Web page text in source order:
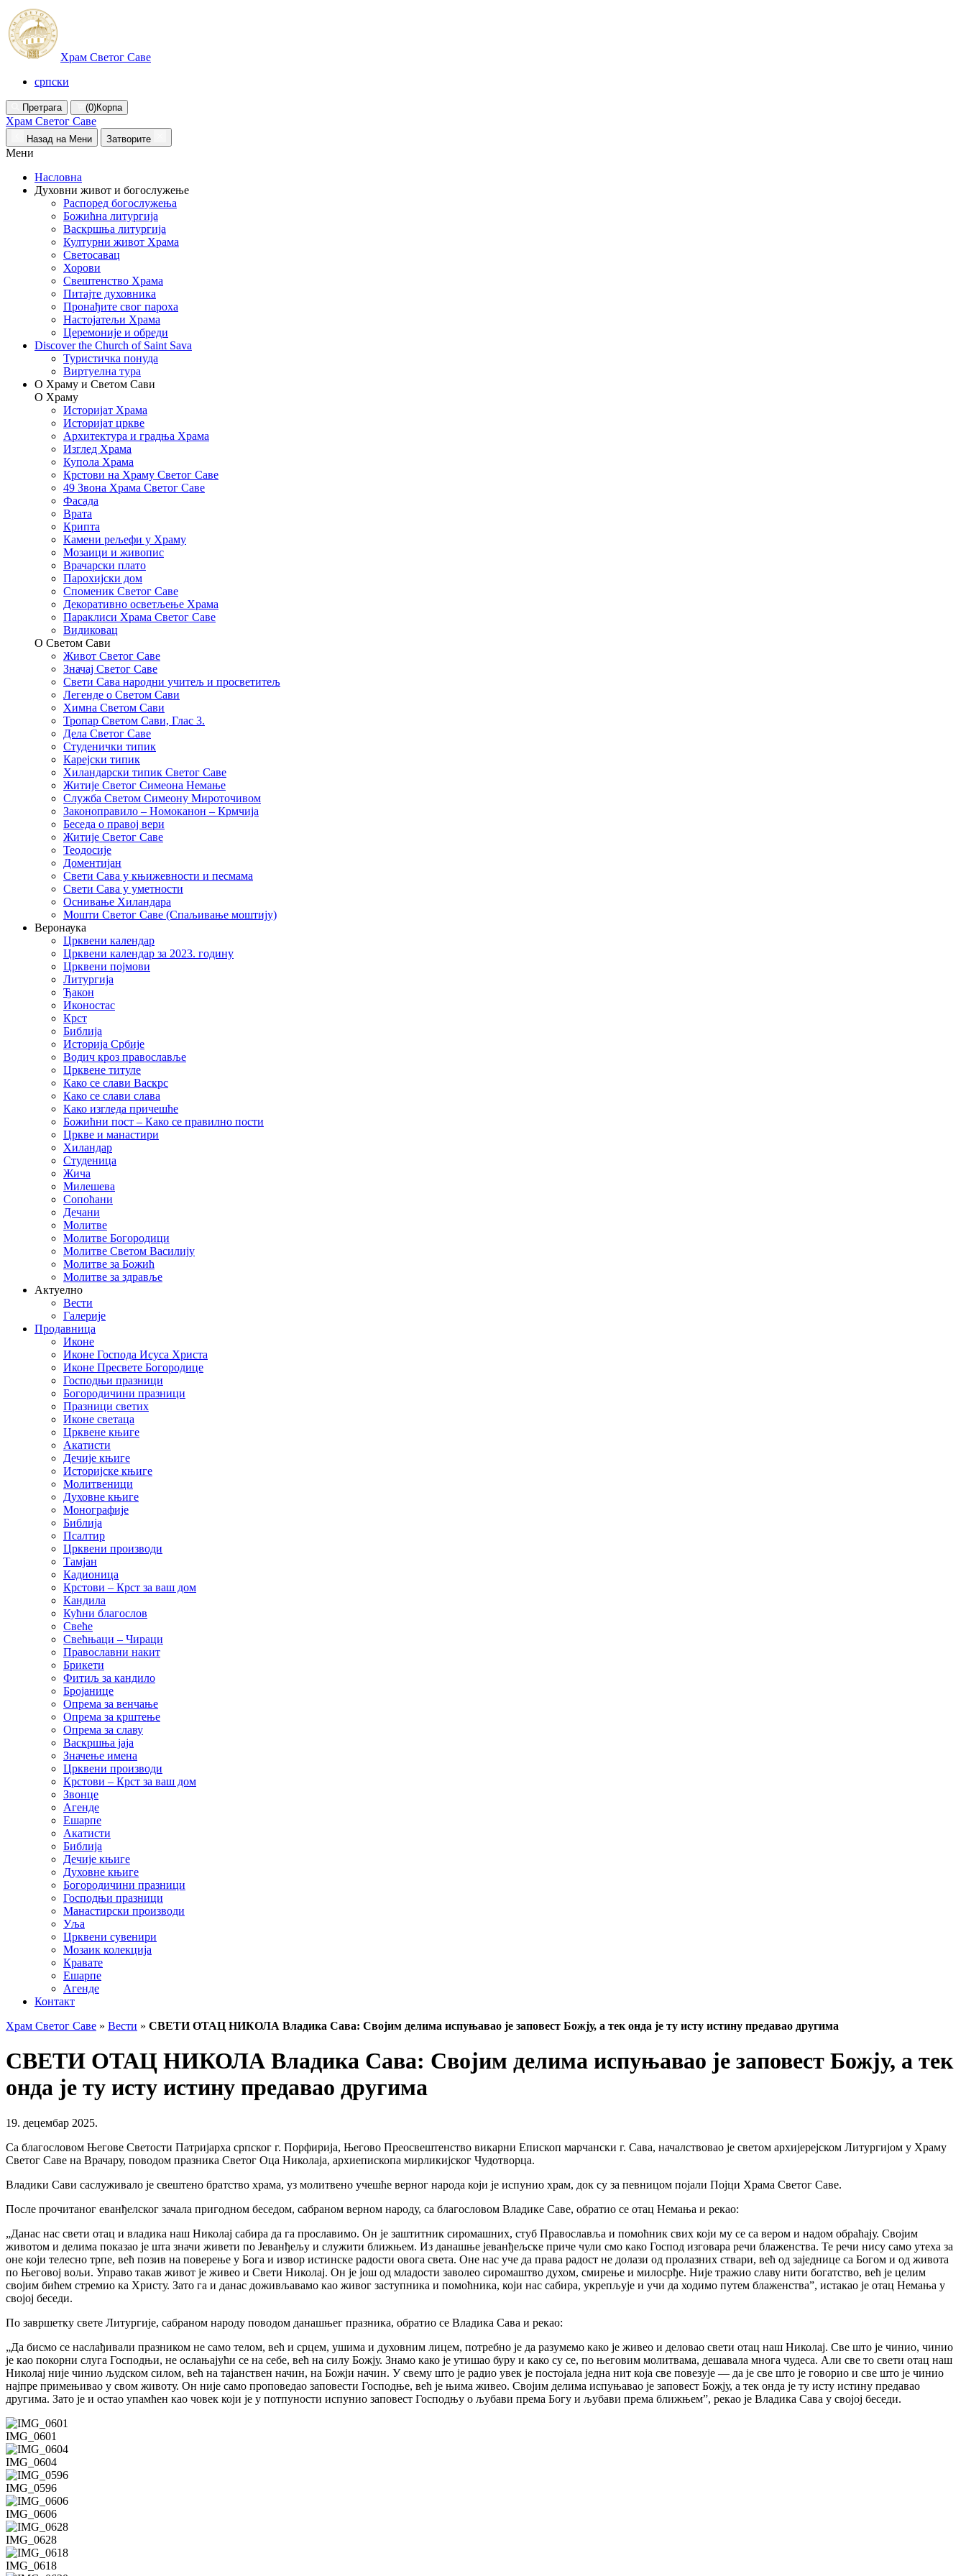
Храм Светог Саве
српски
Претрага (0)Корпа
Храм Светог Саве
Назад на Мени Затворите
Мени
Насловна
Духовни живот и богослужење
Распоред богослужења
Божићна литургија
Васкршња литургија
Културни живот Храма
Светосавац
Хорови
Свештенство Храма
Питајте духовника
Пронађите свог пароха
Настојатељи Храма
Церемоније и обреди
Discover the Church of Saint Sava
Туристичка понуда
Виртуелна тура
О Храму и Светом Сави
О Храму
Историјат Храма
Историјат цркве
Архитектура и градња Храма
Изглед Храма
Купола Храма
Крстови на Храму Светог Саве
49 Звона Храма Светог Саве
Фасада
Врата
Крипта
Камени рељефи у Храму
Мозаици и живопис
Врачарски плато
Парохијски дом
Споменик Светог Саве
Декоративно осветљење Храма
Параклиси Храма Светог Саве
Видиковац
О Светом Сави
Живот Светог Саве
Значај Светог Саве
Свети Сава народни учитељ и просветитељ
Легенде о Светом Сави
Химна Светом Сави
Тропар Светом Сави, Глас 3.
Дела Светог Саве
Студенички типик
Карејски типик
Хиландарски типик Светог Саве
Житије Светог Симеона Немање
Служба Светом Симеону Мироточивом
Законоправило – Номоканон – Крмчија
Беседа о правој вери
Житије Светог Саве
Теодосије
Доментијан
Свети Сава у књижевности и песмама
Свети Сава у уметности
Оснивање Хиландара
Мошти Светог Саве (Спаљивање моштију)
Веронаука
Црквени календар
Црквени календар за 2023. годину
Црквени појмови
Литургија
Ђакон
Иконостас
Крст
Библија
Историја Србије
Водич кроз православље
Црквене титуле
Како се слави Васкрс
Како се слави слава
Како изгледа причешће
Божићни пост – Како се правилно пости
Цркве и манастири
Хиландар
Студеница
Жича
Милешева
Сопоћани
Дечани
Молитве
Молитве Богородици
Молитве Светом Василију
Молитве за Божић
Молитве за здравље
Актуелно
Вести
Галерије
Продавница
Иконе
Иконе Господа Исуса Христа
Иконе Пресвете Богородице
Господњи празници
Богородичини празници
Празници светих
Иконе светаца
Црквене књиге
Акатисти
Дечије књиге
Историјске књиге
Молитвеници
Духовне књиге
Монографије
Библија
Псалтир
Црквени производи
Тамјан
Кадионица
Крстови – Крст за ваш дом
Кандила
Кућни благослов
Свеће
Свећњаци – Чираци
Православни накит
Брикети
Фитиљ за кандило
Бројанице
Опрема за венчање
Опрема за крштење
Опрема за славу
Васкршња јаја
Значење имена
Црквени производи
Крстови – Крст за ваш дом
Звонце
Агенде
Ешарпе
Акатисти
Библија
Дечије књиге
Духовне књиге
Богородичини празници
Господњи празници
Манастирски производи
Уља
Црквени сувенири
Мозаик колекција
Кравате
Ешарпе
Агенде
Контакт
Храм Светог Саве » Вести » СВЕТИ ОТАЦ НИКОЛА Владика Сава: Својим делима испуњавао је заповест Божју, а тек онда је ту исту истину предавао другима
СВЕТИ ОТАЦ НИКОЛА Владика Сава: Својим делима испуњавао је заповест Божју, а тек
онда је ту исту истину предавао другима
19. децембар 2025.
Са благословом Његове Светости Патријарха српског г. Порфирија, Његово Преосвештенство викарни Епископ марчански г. Сава, началствовао је светом архијерејском Литургијом у Храму
Светог Саве на Врачару, поводом празника Светог Оца Николаја, архиепископа мирликијског Чудотворца.
Владики Сави саслуживало је свештено братство храма, уз молитвено учешће верног народа који је испунио храм, док су за певницом појали Појци Храма Светог Саве.
После прочитаног еванђелског зачала пригодном беседом, сабраном верном народу, са благословом Владике Саве, обратио се отац Немања и рекао:
„Данас нас свети отац и владика наш Николај сабира да га прославимо. Он је заштитник сиромашних, стуб Православља и помоћник свих који му се са вером и надом обраћају. Својим
животом и делима показао је шта значи живети по Јеванђељу и служити ближњем. Из данашње јеванђељске приче чули смо како Господ изговара речи блаженства. Те речи нису само утеха за
оне који телесно трпе, већ позив на поверење у Бога и извор истинске радости овога света. Оне нас уче да права радост не долази од пролазних ствари, већ од заједнице са Богом и од живота
по Његовој вољи. Управо такав живот је живео и Свети Николај. Он је још од младости заволео сиромаштво духом, смирење и милосрђе. Није тражио славу нити богатство, већ је целим
својим бићем стремио ка Христу. Зато га и данас доживљавамо као живог заступника и помоћника, који нас сабира, укрепљује и учи да ходимо путем блаженства”, истакао је отац Немања у
својој беседи.
По завршетку свете Литургије, сабраном народу поводом данашњег празника, обратио се Владика Сава и рекао:
„Да бисмо се наслађивали празником не само телом, већ и срцем, ушима и духовним лицем, потребно је да разумемо како је живео и деловао свети отац наш Николај. Све што је чинио, чинио
је као покорни слуга Господњи, не ослањајући се на себе, већ на силу Божју. Знамо како је утишао буру и како су се, по његовим молитвама, дешавала многа чудеса. Али све то свети отац наш
Николај није чинио људском силом, већ на тајанствен начин, на Божји начин. У свему што је радио увек је постојала једна нит која све повезује — да је све што је говорио и све што је чинио
најпре примењивао у свом животу. Он није само проповедао заповести Господње, већ је њима живео. Својим делима испуњавао је заповест Божју, а тек онда је ту исту истину предавао
другима. Зато је и остао упамћен као човек који је у потпуности испунио заповест Господњу о љубави према Богу и љубави према ближњем”, рекао је Владика Сава у својој беседи.
IMG_0601
IMG_0604
IMG_0596
IMG_0606
IMG_0628
IMG_0618